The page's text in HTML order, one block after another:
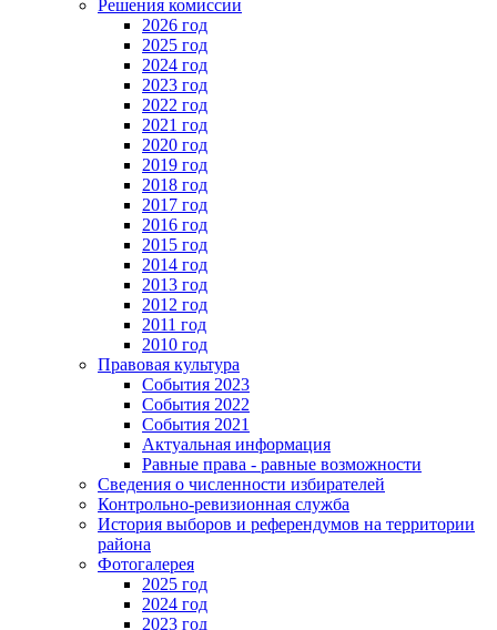
Решения комиссии
2026 год
2025 год
2024 год
2023 год
2022 год
2021 год
2020 год
2019 год
2018 год
2017 год
2016 год
2015 год
2014 год
2013 год
2012 год
2011 год
2010 год
Правовая культура
События 2023
События 2022
События 2021
Актуальная информация
Равные права - равные возможности
Сведения о численности избирателей
Контрольно-ревизионная служба
История выборов и референдумов на территории
района
Фотогалерея
2025 год
2024 год
2023 год